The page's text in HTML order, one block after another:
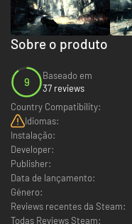
Sobre o produto
9
Baseado em
37 reviews
Country Compatibility:
Idiomas:
Instalação:
Developer:
Publisher:
Data de lançamento:
Género:
Reviews recentes da Steam:
Todas Reviews Steam: